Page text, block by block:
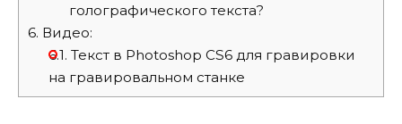
голографического текста?
6. Видео:
6.1. Текст в Photoshop CS6 для гравировки
на гравировальном станке